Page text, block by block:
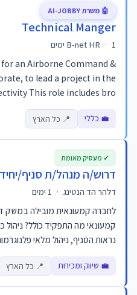
Technical Manger
B-net HR · 1 ימים
an Airborne Command &
to lead a project in the
This role includes bro...
💼 כללי 📍 כל הארץ
🤖 משרת AI-JOBBY
דרוש/ה מנהל/ת סניף/
דלהר הד הנטינג ·
לחברה קמעונאית מובילה במשק
קמעונאי מה התפקיד כולל? ניהול
נראות הסניף, ניהול מלאי
💼 שיווק ומכירות 📍 כל הארץ
✓ מעסיק מאומת